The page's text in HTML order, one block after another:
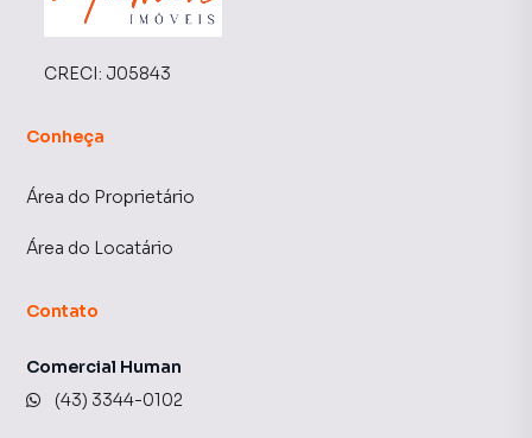
CRECI: J05843
Conheça
Área do Proprietário
Área do Locatário
Contato
Comercial Human
(43) 3344-0102